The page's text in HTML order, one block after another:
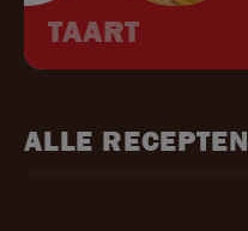
TAART
ALLE RECEPTEN